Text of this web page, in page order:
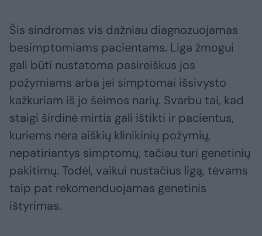
Šis sindromas vis dažniau diagnozuojamas
besimptomiams pacientams. Liga žmogui
gali būti nustatoma pasireiškus jos
požymiams arba jei simptomai išsivysto
kažkuriam iš jo šeimos narių. Svarbu tai, kad
staigi širdinė mirtis gali ištikti ir pacientus,
kuriems nėra aiškių klinikinių požymių,
nepatiriantys simptomų, tačiau turi genetinių
pakitimų. Todėl, vaikui nustačius ligą, tėvams
taip pat rekomenduojamas genetinis
ištyrimas.